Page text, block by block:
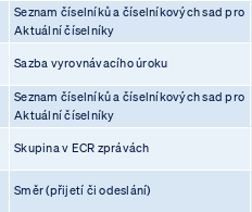
Seznam číselníků a číselníkových sad pro
Aktuální číselníky
Sazba vyrovnávacího úroku
Seznam číselníků a číselníkových sad pro
Aktuální číselníky
Skupina v ECR zprávách
Směr (přijetí či odeslání)